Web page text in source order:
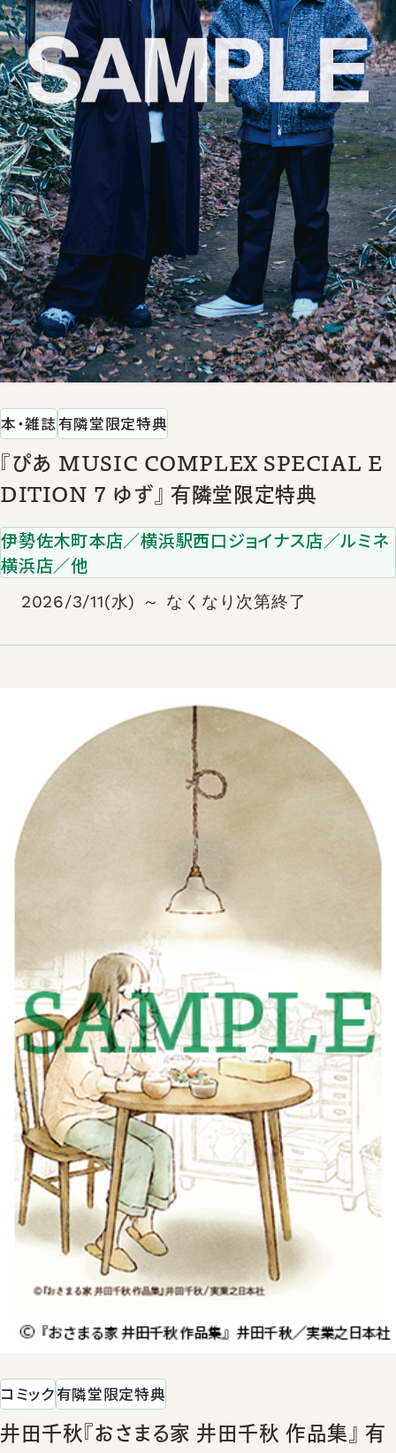
本・雑誌有隣堂限定特典
『ぴあ MUSIC COMPLEX SPECIAL E
DITION 7 ゆず』 有隣堂限定特典
伊勢佐木町本店／横浜駅西口ジョイナス店／ルミネ
横浜店／他
2026/3/11(水) ～ なくなり次第終了
コミック有隣堂限定特典
井田千秋『おさまる家 井田千秋 作品集』 有